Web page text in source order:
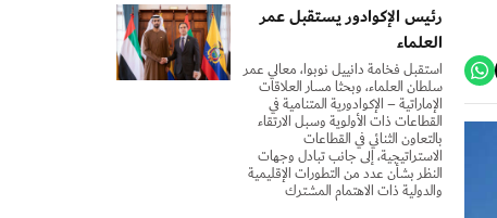
رئيس الإكوادور يستقبل عمر
العلماء
استقبل فخامة دانييل نوبوا، معالي عمر
سلطان العلماء، وبحثا مسار العلاقات
الإماراتية – الإكوادورية المتنامية في
القطاعات ذات الأولوية وسبل الارتقاء
بالتعاون الثنائي في القطاعات
الاستراتيجية، إلى جانب تبادل وجهات
النظر بشأن عدد من التطورات الإقليمية
والدولية ذات الاهتمام المشترك